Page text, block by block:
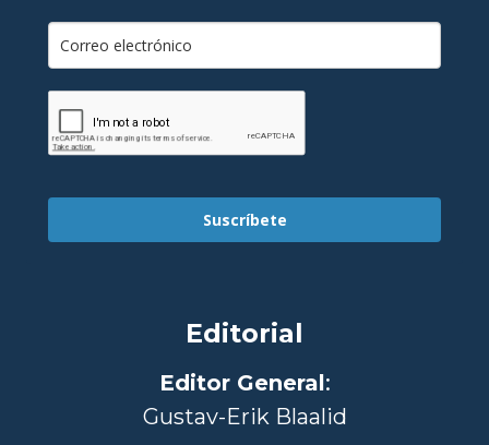
Suscríbete
Editorial
Editor General:
Gustav-Erik Blaalid